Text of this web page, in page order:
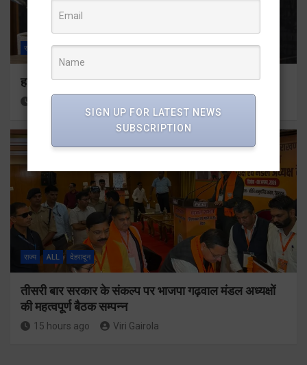
राज्य ALL देहरादून
हर घर तिरंगा अभियान को जन-जन तक पहुंचाने की तैयारी
राज्य ALL देहरादून
तीसरी बार सरकार के संकल्प पर भाजपा गढ़वाल मंडल अध्यक्षों
की महत्वपूर्ण बैठक सम्पन्न
15 hours ago Viri Gairola
SIGN UP FOR LATEST NEWS
SUBSCRIPTION